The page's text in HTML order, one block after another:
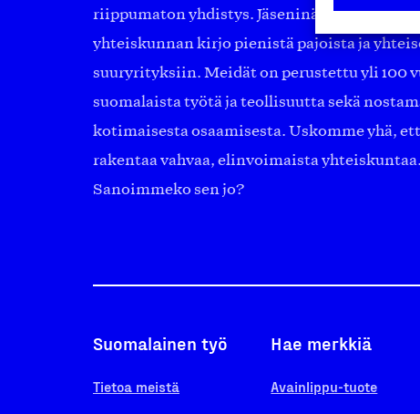
riippumaton yhdistys. Jäseninämme on
yhteiskunnan kirjo pienistä pajoista ja
suuryrityksiin. Meidät on perustettu yli 100
suomalaista työtä ja teollisuutta sekä
kotimaisesta osaamisesta. Uskomme yhä,
rakentaa vahvaa, elinvoimaista
Sanoimmeko sen jo?
Suomalainen työ
Tietoa meistä
Hae merkkiä
Avainlippu-tuote